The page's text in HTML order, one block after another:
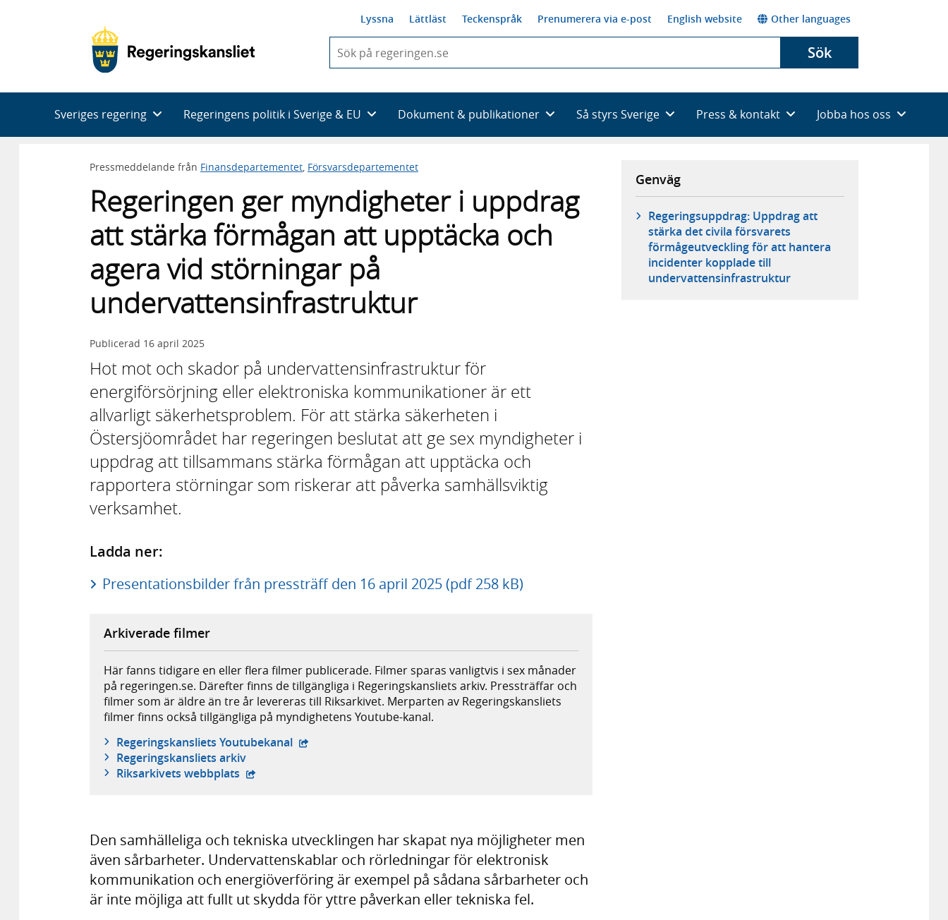
Lyssna Lättläst Teckenspråk Prenumerera via e-post English website Other languages
du
skriva
framträder
en
med
Sök
Sveriges regering Regeringens politik i Sverige & EU Dokument & publikationer Så styrs Sverige Press & kontakt Jobba hos oss
Pressmeddelande från Finansdepartementet Försvarsdepartementet
Regeringen ger myndigheter i uppdrag
att stärka förmågan att upptäcka och
agera vid störningar på
undervattensinfrastruktur
Publicerad 16 april 2025
Hot mot och skador på undervattensinfrastruktur för
energiförsörjning eller elektroniska kommunikationer är ett
allvarligt säkerhetsproblem. För att stärka säkerheten i
Östersjöområdet har regeringen beslutat att ge sex myndigheter i
uppdrag att tillsammans stärka förmågan att upptäcka och
rapportera störningar som riskerar att påverka samhällsviktig
verksamhet.
Ladda ner:
Presentationsbilder från pressträff den 16 april 2025 (pdf 258 kB)
Arkiverade filmer
Här fanns tidigare en eller flera filmer publicerade. Filmer sparas vanligtvis i sex månader
på regeringen.se. Därefter finns de tillgängliga i Regeringskansliets arkiv. Pressträffar och
filmer som är äldre än tre år levereras till Riksarkivet. Merparten av Regeringskansliets
filmer finns också tillgängliga på myndighetens Youtube-kanal.
Regeringskansliets Youtubekanal - extern webbplats,
Regeringskansliets arkiv
Riksarkivets webbplats - extern webbplats,
Den samhälleliga och tekniska utvecklingen har skapat nya möjligheter men
även sårbarheter. Undervattenskablar och rörledningar för elektronisk
kommunikation och energiöverföring är exempel på sådana sårbarheter och
är inte möjliga att fullt ut skydda för yttre påverkan eller tekniska fel.
Genväg
Regeringsuppdrag: Uppdrag att
stärka det civila försvarets
förmågeutveckling för att hantera
incidenter kopplade till
undervattensinfrastruktur